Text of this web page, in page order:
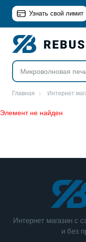
Узнать свой лимит
Главная Интернет
Элемент не найден
Интернет магазин c
и без